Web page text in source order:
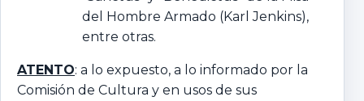
del Hombre Armado (Karl Jenkins),
entre otras.
ATENTO: a lo expuesto, a lo informado por la
Comisión de Cultura y en usos de sus